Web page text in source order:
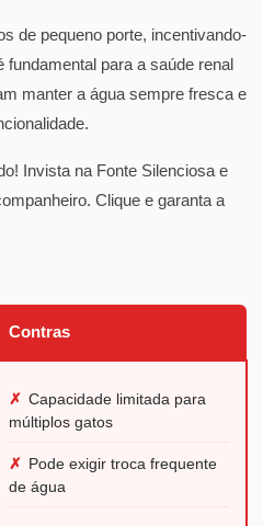
de pequeno porte, incentivando-
fundamental para a saúde renal
manter a água sempre fresca e
Invista na Fonte Silenciosa e
Clique e garanta a
Contras
✗ Capacidade limitada para
múltiplos gatos
✗ Pode exigir troca frequente
de água